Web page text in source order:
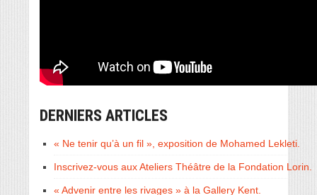
DERNIERS ARTICLES
« Ne tenir qu’à un fil », exposition de Mohamed Lekleti.
Inscrivez-vous aux Ateliers Théâtre de la Fondation Lorin.
« Advenir entre les rivages » à la Gallery Kent.